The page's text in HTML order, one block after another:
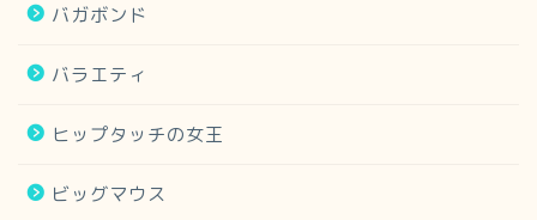
バガボンド
バラエティ
ヒップタッチの女王
ビッグマウス